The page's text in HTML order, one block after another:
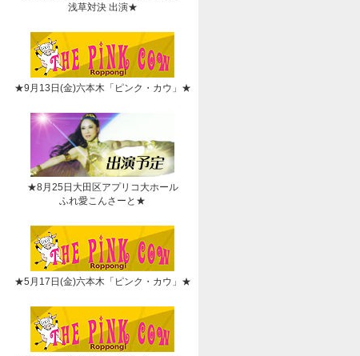
浅草対決 出演★
★9月13日(金)六本木「ピンク・カウ」★
★8月25日大田区アプリコ大ホール
ふれ愛こんさーと★
★5月17日(金)六本木「ピンク・カウ」★